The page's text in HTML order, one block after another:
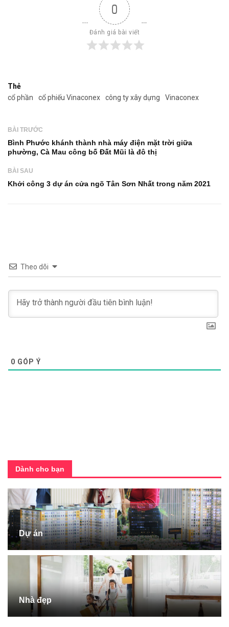
0
Đánh giá bài viết
Thẻ
cổ phần
cổ phiếu Vinaconex công ty xây dựng Vinaconex
BÀI TRƯỚC
Bình Phước khánh thành nhà máy điện mặt trời giữa
phường, Cà Mau công bố Đất Mũi là đô thị
BÀI SAU
Khởi công 3 dự án cửa ngõ Tân Sơn Nhất trong năm 2021
Theo dõi
0 GÓP Ý
Dành cho bạn
Dự án
Nhà đẹp